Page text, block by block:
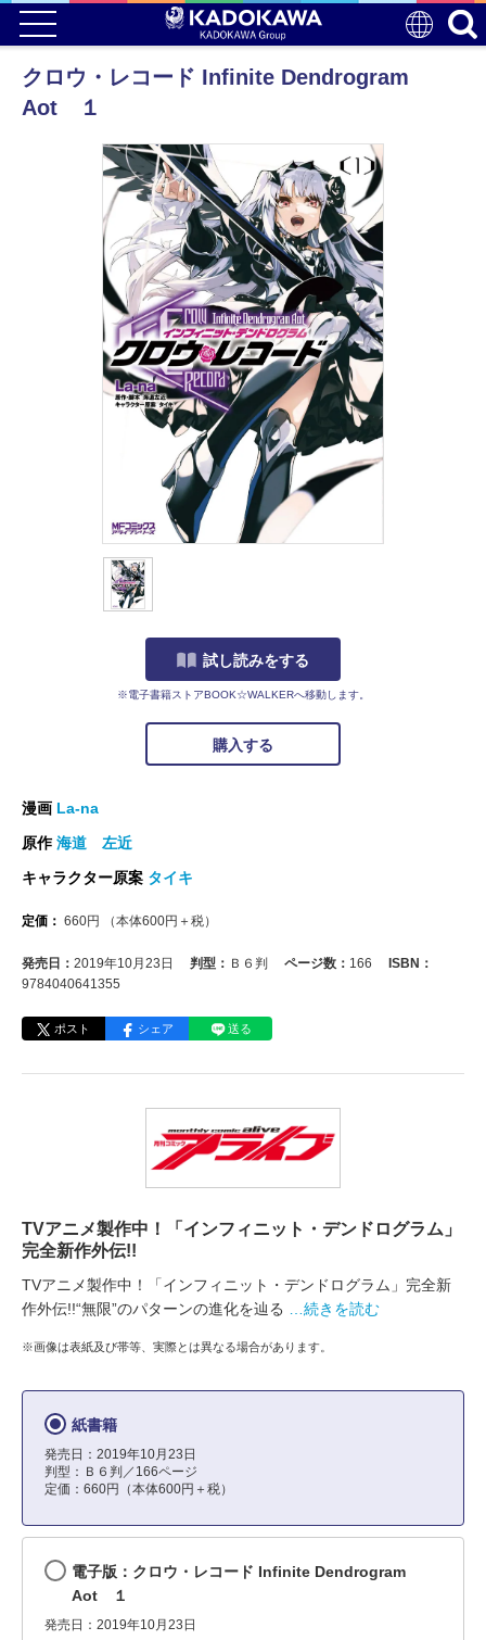
クロウ・レコード Infinite Dendrogram
Aot １
試し読みをする
※電子書籍ストアBOOK☆WALKERへ移動します。
購入する
漫画 La-na
原作海道 左近
キャラクター原案 タイキ
定価： 660円 （本体600円＋税）
発売日： 2019年10月23日 判型： Ｂ６判 ページ数： 166
ISBN：
9784040641355
ポスト シェア 送る
TVアニメ製作中！「インフィニット・デンドログラム」
完全新作外伝!!
TVアニメ製作中！「インフィニット・デンドログラム」完全新
作外伝!!“無限”のパターンの進化を辿る
…続きを読む
※画像は表紙及び帯等、実際とは異なる場合があります。
紙書籍
発売日：2019年10月23日
判型：Ｂ６判／166ページ
定価：660円（本体600円＋税）
電子版：クロウ・レコード Infinite Dendrogram
Aot １
発売日：2019年10月23日